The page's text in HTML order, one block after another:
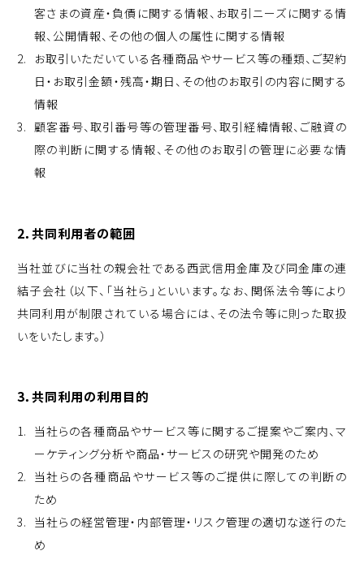
客さまの資産・負債に関する情報、お取引ニーズに関する情
報、公開情報、その他の個人の属性に関する情報
お取引いただいている各種商品やサービス等の種類、ご契約
日・お取引金額・残高・期日、その他のお取引の内容に関する
情報
顧客番号、取引番号等の管理番号、取引経緯情報、ご融資の
際の判断に関する情報、その他のお取引の管理に必要な情
報
2．共同利用者の範囲
当社並びに当社の親会社である西武信用金庫及び同金庫の連
結子会社（以下、「当社ら」といいます。なお、関係法令等により
共同利用が制限されている場合には、その法令等に則った取扱
いをいたします。）
3．共同利用の利用目的
当社らの各種商品やサービス等に関するご提案やご案内、マ
ーケティング分析や商品・サービスの研究や開発のため
当社らの各種商品やサービス等のご提供に際しての判断の
ため
当社らの経営管理・内部管理・リスク管理の適切な遂行のた
め